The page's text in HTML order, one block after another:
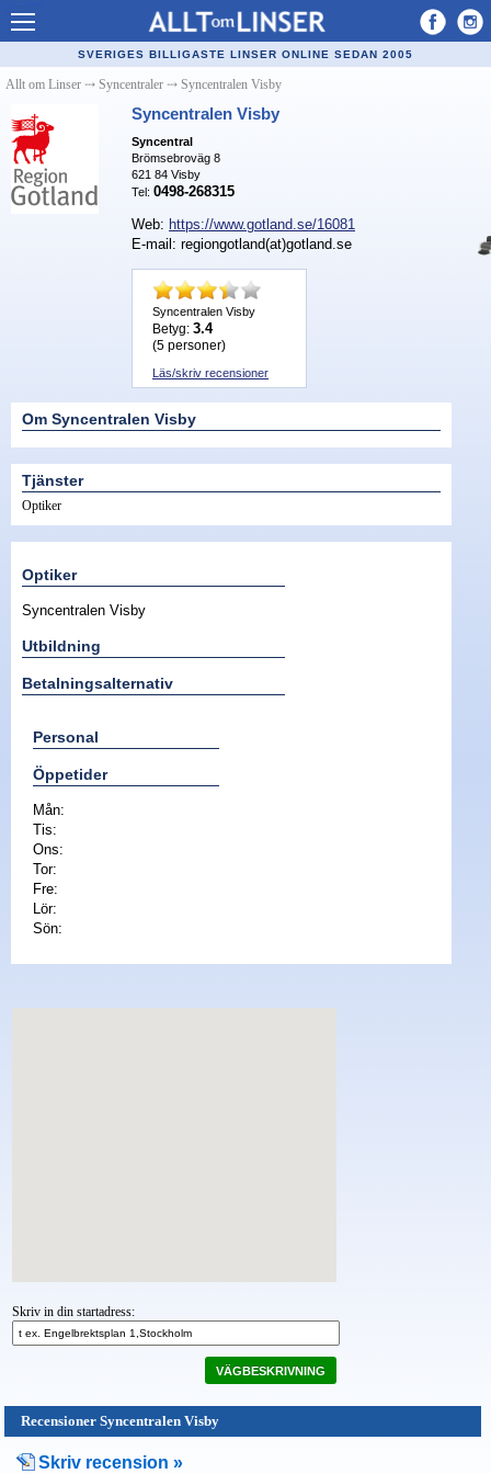
Allt om Linser
Billiga kontaktlinser
Köpa linser på nätet
Återförsäljare linser
Populära linser
Kontaktlinstyper
Glasögon
Tillverkare - linser
Linstillbehör
Nyheter - linser
SVERIGES BILLIGASTE LINSER ONLINE SEDAN 2005
Allt om Linser ⤏ Syncentraler ⤏ Syncentralen Visby
Syncentralen Visby
Syncentral
Brömsebroväg 8
621 84 Visby
Tel: 0498-268315
Web: https://www.gotland.se/16081
E-mail: regiongotland(at)gotland.se
Syncentralen Visby
Betyg: 3.4
(5 personer)
Läs/skriv recensioner
Om Syncentralen Visby
Tjänster
Optiker
Optiker
Syncentralen Visby
Utbildning
Betalningsalternativ
Personal
Öppetider
Mån:
Tis:
Ons:
Tor:
Fre:
Lör:
Sön:
Skriv in din startadress:
VÄGBESKRIVNING
Recensioner Syncentralen Visby
Skriv recension »